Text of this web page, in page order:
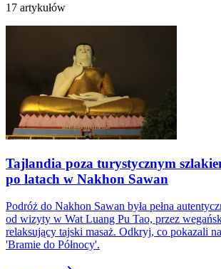
17 artykułów
Tajlandia poza turystycznym
po latach w Nakhon Sawan
Podróż do Nakhon Sawan była pełna
od wizyty w Wat Luang Pu Tao, przez
relaksujący tajski masaż. Odkryj, co pokazali
'Bramie do Północy'.